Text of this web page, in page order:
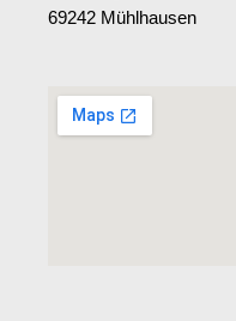
69242 Mühlhausen